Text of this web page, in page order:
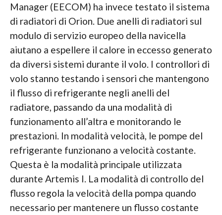
Manager (EECOM) ha invece testato il sistema
di radiatori di Orion. Due anelli di radiatori sul
modulo di servizio europeo della navicella
aiutano a espellere il calore in eccesso generato
da diversi sistemi durante il volo. I controllori di
volo stanno testando i sensori che mantengono
il flusso di refrigerante negli anelli del
radiatore, passando da una modalità di
funzionamento all’altra e monitorando le
prestazioni. In modalità velocità, le pompe del
refrigerante funzionano a velocità costante.
Questa è la modalità principale utilizzata
durante Artemis I. La modalità di controllo del
flusso regola la velocità della pompa quando
necessario per mantenere un flusso costante